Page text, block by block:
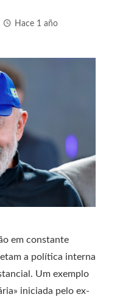
Hace 1 año
em constante
a política interna
Um exemplo
iniciada pelo ex-